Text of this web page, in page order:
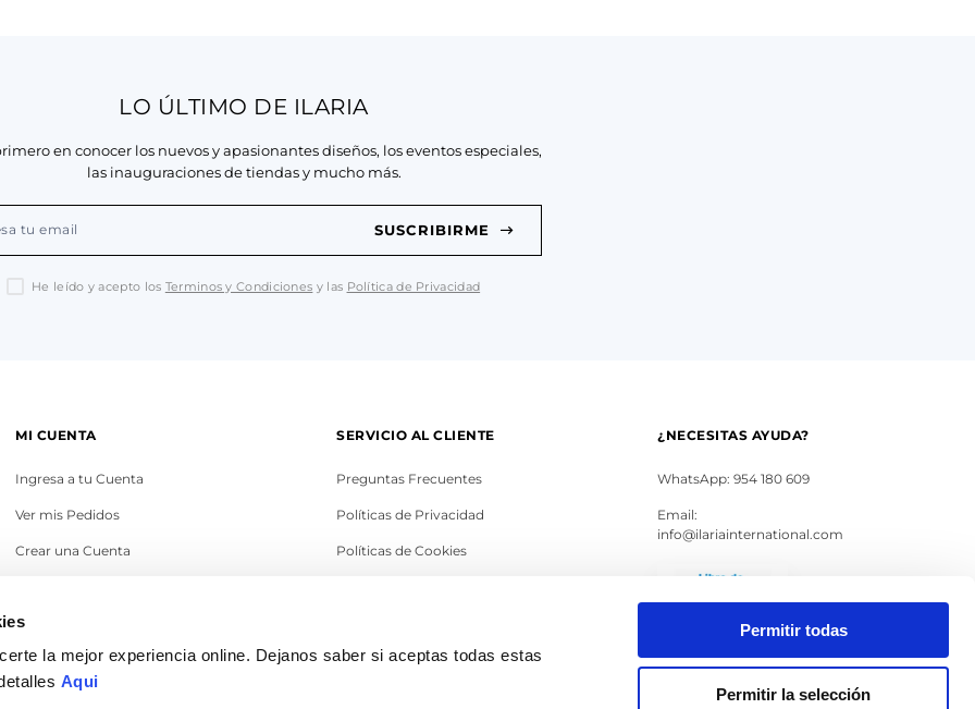
la mejor experiencia online. Dejanos saber si aceptas todas estas
Aqui
Permitir todas
Permitir la selección
LO ÚLTIMO DE ILARIA
en conocer los nuevos y apasionantes diseños, los eventos especiales,
las inauguraciones de tiendas y mucho más.
SUSCRIBIRME
He leído y acepto los Terminos y Condiciones y las Política de Privacidad
MI CUENTA
Ingresa a tu Cuenta
Ver mis Pedidos
Crear una Cuenta
SERVICIO AL CLIENTE
Preguntas Frecuentes
Políticas de Privacidad
Políticas de Cookies
Legales
¿NECESITAS AYUDA?
WhatsApp: 954 180 609
Email:
info@ilariainternational.com